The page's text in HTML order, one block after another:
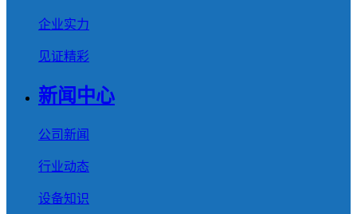
企业实力
见证精彩
新闻中心
公司新闻
行业动态
设备知识